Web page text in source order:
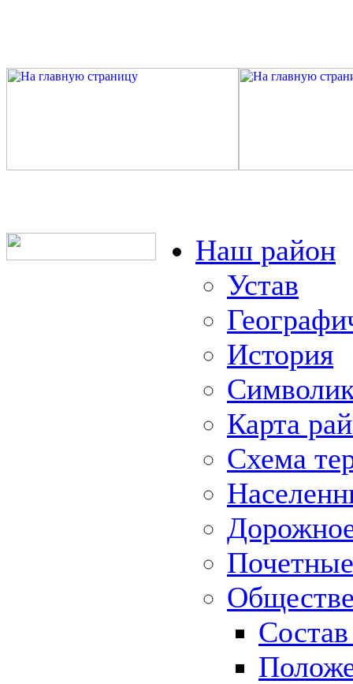
Наш район
Устав
История
Карта
Схема